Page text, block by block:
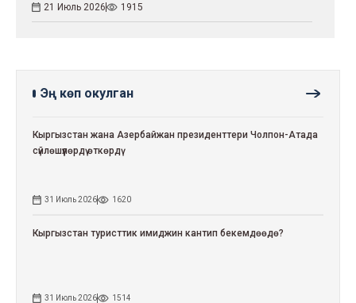
21 Июль 2026 1915
Эң көп окулган
Кыргызстан жана Азербайжан президенттери Чолпон-Атада
сүйлөшүүлөрдү өткөрдү
31 Июль 2026 1620
Кыргызстан туристтик имиджин кантип бекемдөөдө?
31 Июль 2026 1514